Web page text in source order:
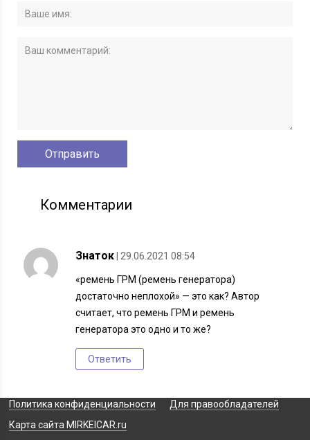
Комментарии
Знаток | 29.06.2021 08:54
«ремень ГРМ (ремень генератора)
достаточно неплохой» — это как? Автор
считает, что ремень ГРМ и ремень
генератора это одно и то же?
Ответить
Политика конфиденциальности
Для правообладателей
Карта сайта MIRKEICAR.ru